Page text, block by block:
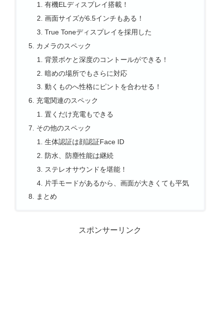
有機ELディスプレイ搭載！
画面サイズが6.5インチもある！
True Toneディスプレイを採用した
カメラのスペック
背景ボケと深度のコントールができる！
暗めの場所でもさらに対応
動くものへ性格にピントを合わせる！
充電関連のスペック
置くだけ充電もできる
その他のスペック
生体認証は顔認証Face ID
防水、防塵性能は継続
ステレオサウンドを堪能！
片手モードがあるから、画面が大きくても平気
まとめ
スポンサーリンク